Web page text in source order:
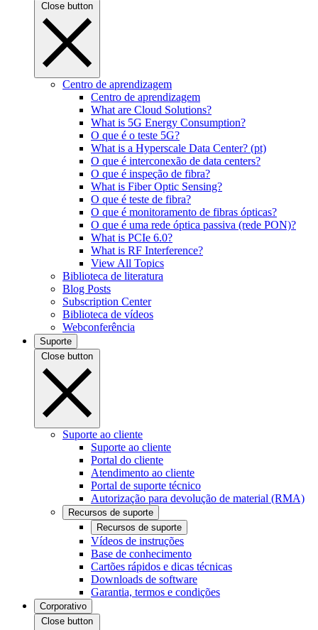
Close button
Centro de aprendizagem
Centro de aprendizagem
What are Cloud Solutions?
What is 5G Energy Consumption?
O que é o teste 5G?
What is a Hyperscale Data Center? (pt)
O que é interconexão de data centers?
O que é inspeção de fibra?
What is Fiber Optic Sensing?
O que é teste de fibra?
O que é monitoramento de fibras ópticas?
O que é uma rede óptica passiva (rede PON)?
What is PCIe 6.0?
What is RF Interference?
View All Topics
Biblioteca de literatura
Blog Posts
Subscription Center
Biblioteca de vídeos
Webconferência
Suporte
Close button
Suporte ao cliente
Suporte ao cliente
Portal do cliente
Atendimento ao cliente
Portal de suporte técnico
Autorização para devolução de material (RMA)
Recursos de suporte
Recursos de suporte
Vídeos de instruções
Base de conhecimento
Cartões rápidos e dicas técnicas
Downloads de software
Garantia, termos e condições
Corporativo
Close button